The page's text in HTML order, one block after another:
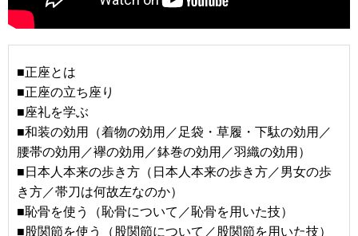
■正座とは
■正座の立ち座り
■座礼を学ぶ
■和装の効用（着物の効用／足袋・草履・下駄の効用／
腰帯の効用／襷の効用／鉢巻の効用／羽織の効用）
■日本人本来の歩き方（日本人本来の歩き方／男女の歩
き方／帯刀は何故左なのか）
■恥骨を使う（恥骨について／恥骨を用いた技）
■股関節を使う（股関節について／股関節を用いた技）